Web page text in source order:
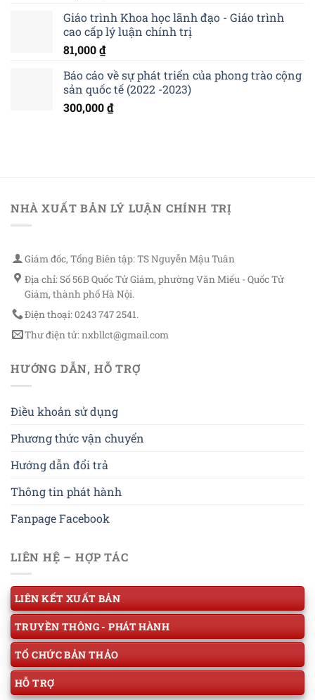
Giáo trình Khoa học lãnh đạo - Giáo trình
cao cấp lý luận chính trị
81,000₫
Báo cáo về sự phát triển của phong trào cộng
sản quốc tế (2022 -2023)
300,000₫
NHÀ XUẤT BẢN LÝ LUẬN CHÍNH TRỊ
Giám đốc, Tổng Biên tập: TS Nguyễn Mậu Tuân
Địa chỉ: Số 56B Quốc Tử Giám, phường Văn Miếu - Quốc Tử
Giám, thành phố Hà Nội.
Điện thoại: 0243 747 2541.
Thư điện tử: nxbllct@gmail.com
HƯỚNG DẪN, HỖ TRỢ
Điều khoản sử dụng
Phương thức vận chuyển
Hướng dẫn đổi trả
Thông tin phát hành
Fanpage Facebook
LIÊN HỆ – HỢP TÁC
LIÊN KẾT XUẤT BẢN
TRUYỀN THÔNG - PHÁT HÀNH
TỔ CHỨC BẢN THẢO
HỖ TRỢ